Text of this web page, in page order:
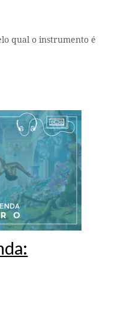
qual o instrumento é